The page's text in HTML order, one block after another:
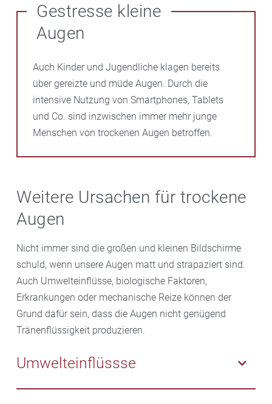
Gestresse kleine
Augen
Auch Kinder und Jugendliche klagen bereits
über gereizte und müde Augen. Durch die
intensive Nutzung von Smartphones, Tablets
und Co. sind inzwischen immer mehr junge
Menschen von trockenen Augen betroffen.
Weitere Ursachen für trockene
Augen
Nicht immer sind die großen und kleinen Bildschirme
schuld, wenn unsere Augen matt und strapaziert sind.
Auch Umwelteinflüsse, biologische Faktoren,
Erkrankungen oder mechanische Reize können der
Grund dafür sein, dass die Augen nicht genügend
Tränenflüssigkeit produzieren.
Umwelteinflüssse
Trockene Heizungsluft, Zugluft, Klimaanlagen oder im